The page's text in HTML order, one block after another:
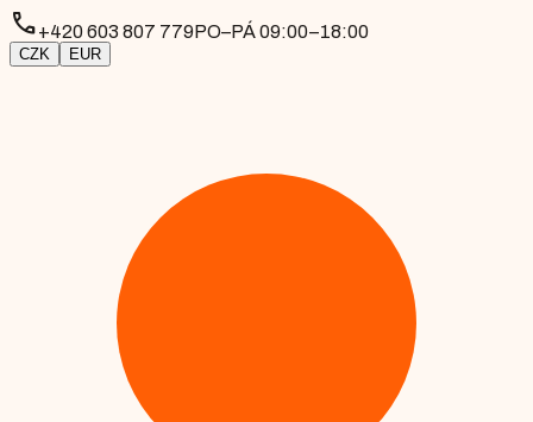
phone+420 603 807 779PO–PÁ 09:00–18:00
CZK EUR